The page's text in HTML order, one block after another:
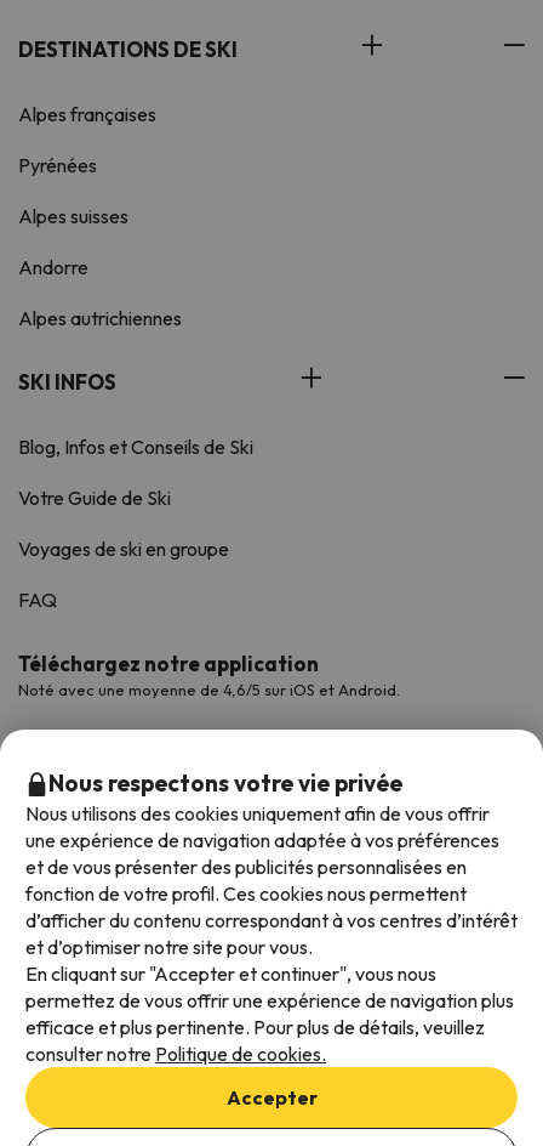
DESTINATIONS DE SKI
Alpes françaises
Pyrénées
Alpes suisses
Andorre
Alpes autrichiennes
SKI INFOS
Blog, Infos et Conseils de Ski
Votre Guide de Ski
Voyages de ski en groupe
FAQ
Téléchargez notre application
Noté avec une moyenne de 4,6/5 sur iOS et Android.
Modes de paiement disponibles
Conditions générales d'utilisation
Protection des données
Nous respectons votre vie privée
Nous utilisons des cookies uniquement afin de vous offrir
une expérience de navigation adaptée à vos préférences
et de vous présenter des publicités personnalisées en
fonction de votre profil. Ces cookies nous permettent
d’afficher du contenu correspondant à vos centres d’intérêt
et d’optimiser notre site pour vous.
En cliquant sur "Accepter et continuer", vous nous
permettez de vous offrir une expérience de navigation plus
efficace et plus pertinente. Pour plus de détails, veuillez
consulter notre Politique de cookies.
Accepter